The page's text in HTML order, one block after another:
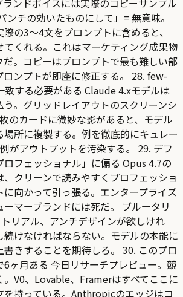
ンドボイスには実際のコピーサンプル
ンチの効いたものにして」= 無意味。
の3〜4文をプロンプトに含めると、
くれる。これはマーケティング成果物
。コピーはプロンプトで最も難しい部
ンプトが即座に修正する。 28. few-
する必要がある Claude 4.xモデルは
。グリッドレイアウトのスクリーンシ
のカードに微妙な影があると、モデル
所に複製する。例を徹底的にキュレー
がアウトプットを汚染する。 29. デフ
ロフェッショナル」に偏る Opus 4.7の
クリーンで読みやすくプロフェッショ
向かって引っ張る。エンタープライズ
マーブランドには死だ。 ブルータリ
リアル、アンチデザインが欲しけれ
けなければならない。モデルの本能に
きすることを期待しろ。 30. このプロ
6ヶ月ある 今日リサーチプレビュー。競
。V0、Lovable、Framerはすべてここに
を持っている。Anthropicのエッジはコ